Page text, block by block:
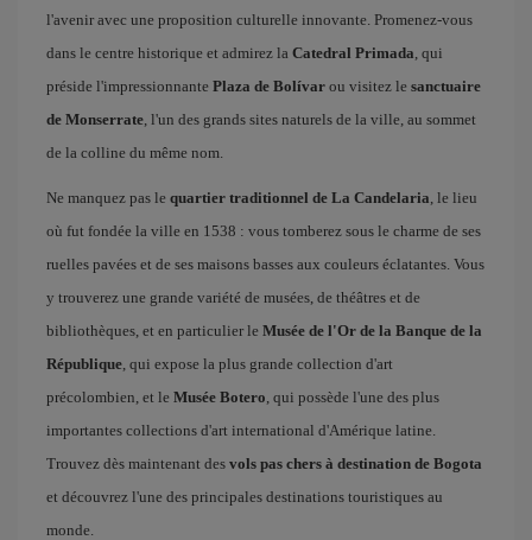
l'avenir avec une proposition culturelle innovante. Promenez-vous
dans le centre historique et admirez la Catedral Primada, qui
préside l'impressionnante Plaza de Bolívar ou visitez le sanctuaire
de Monserrate, l'un des grands sites naturels de la ville, au sommet
de la colline du même nom.
Ne manquez pas le quartier traditionnel de La Candelaria, le lieu
où fut fondée la ville en 1538 : vous tomberez sous le charme de ses
ruelles pavées et de ses maisons basses aux couleurs éclatantes. Vous
y trouverez une grande variété de musées, de théâtres et de
bibliothèques, et en particulier le Musée de l'Or de la Banque de la
République, qui expose la plus grande collection d'art
précolombien, et le Musée Botero, qui possède l'une des plus
importantes collections d'art international d'Amérique latine.
Trouvez dès maintenant des vols pas chers à destination de Bogota
et découvrez l'une des principales destinations touristiques au
monde.